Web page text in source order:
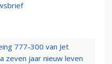
777-300 van Jet
zeven jaar nieuw leven